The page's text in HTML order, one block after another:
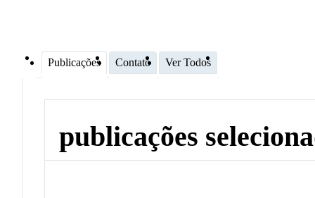
Publicações Contato Ver Todos
publicações